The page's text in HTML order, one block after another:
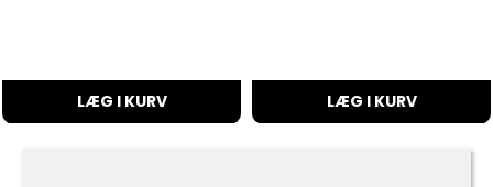
LÆG I KURV LÆG I KURV